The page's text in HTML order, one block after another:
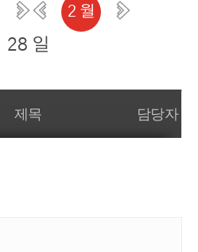
2 월
28 일
제목 담당자